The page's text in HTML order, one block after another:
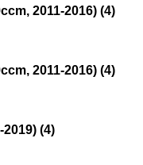
2011-2016) (4)
2011-2016) (4)
2019) (4)